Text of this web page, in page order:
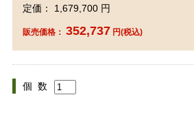
定価： 1,679,700 円
販売価格： 352,737 円(税込)
個 数